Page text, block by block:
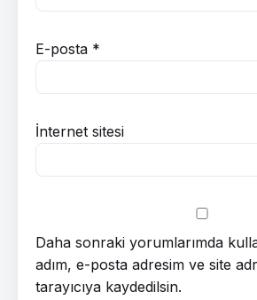
E-posta *
İnternet sitesi
Daha sonraki yorumlarımda
adım, e-posta adresim ve site
tarayıcıya kaydedilsin.